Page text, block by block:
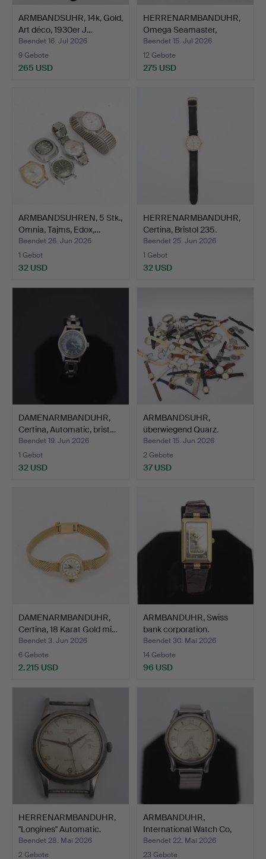
ARMBANDSUHR, 14k, Gold,
Art déco, 1930er J…
Beendet 16. Jul 2026
9 Gebote
265 USD
HERRENARMBANDUHR,
Omega Seamaster,
Stahlge…
Beendet 15. Jul 2026
12 Gebote
275 USD
ARMBANDSUHREN, 5 Stk.,
Omnia, Tajms, Edox,…
Beendet 26. Jun 2026
1 Gebot
32 USD
HERRENARMBANDUHR,
Certina, Bristol 235.
Beendet 25. Jun 2026
1 Gebot
32 USD
DAMENARMBANDUHR,
Certina, Automatic, brist…
Beendet 19. Jun 2026
1 Gebot
32 USD
ARMBANDSUHR,
überwiegend Quarz.
Beendet 15. Jun 2026
2 Gebote
37 USD
DAMENARMBANDUHR,
Certina, 18 Karat Gold mi…
Beendet 3. Jun 2026
6 Gebote
2.215 USD
ARMBANDUHR, Swiss
bank corporation.
Beendet 30. Mai 2026
14 Gebote
96 USD
HERRENARMBANDUHR,
"Longines" Automatic.
Beendet 28. Mai 2026
2 Gebote
ARMBANDUHR,
International Watch Co,
Schaff…
Beendet 22. Mai 2026
23 Gebote